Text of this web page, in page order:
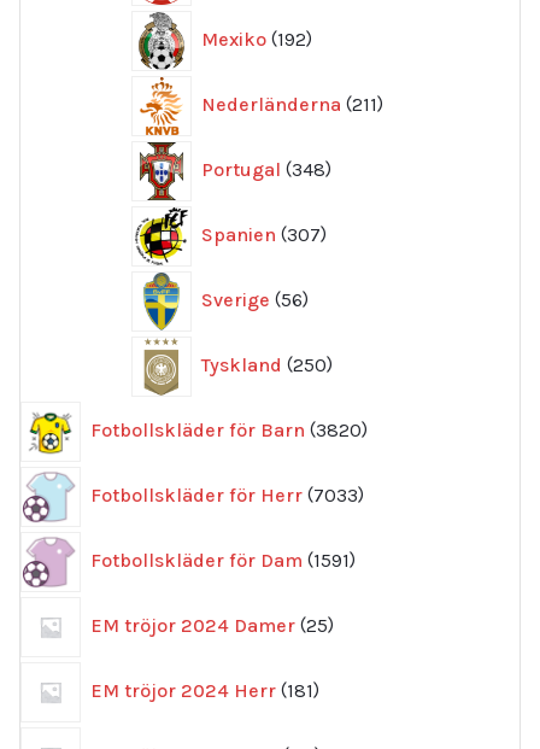
Mexiko 192
produkter
Nederländerna 211
produkter
Portugal 348
produkter
Spanien 307
produkter
Sverige 56
produkter
Tyskland 250
produkter
Fotbollskläder för Barn 3820
produkter
Fotbollskläder för Herr 7033
produkter
Fotbollskläder för Dam 1591
produkter
EM tröjor 2024 Damer 25
produkter
EM tröjor 2024 Herr 181
produkter